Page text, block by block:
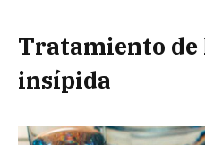
Tratamiento de
insípida